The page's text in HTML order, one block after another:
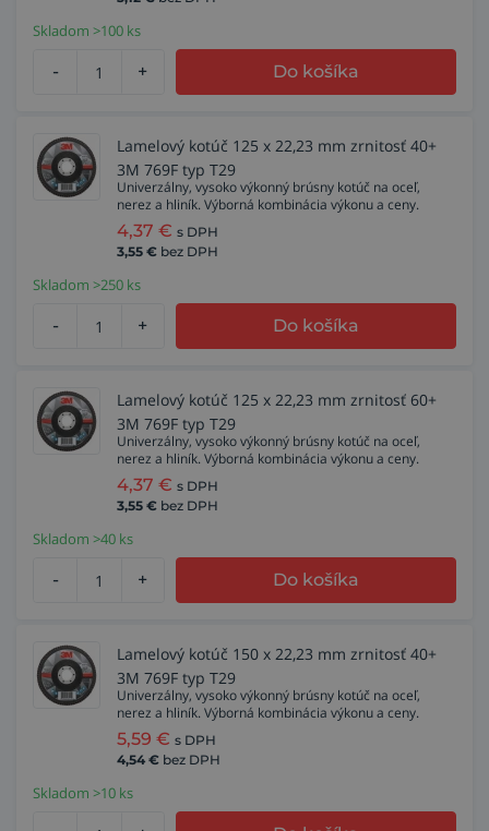
Skladom >100 ks
- + Do košíka
Lamelový kotúč 125 x 22,23 mm zrnitosť 40+
3M 769F typ T29
Univerzálny, vysoko výkonný brúsny kotúč na oceľ,
nerez a hliník. Výborná kombinácia výkonu a ceny.
4,37 € s DPH
3,55 € bez DPH
Skladom >250 ks
- + Do košíka
Lamelový kotúč 125 x 22,23 mm zrnitosť 60+
3M 769F typ T29
Univerzálny, vysoko výkonný brúsny kotúč na oceľ,
nerez a hliník. Výborná kombinácia výkonu a ceny.
4,37 € s DPH
3,55 € bez DPH
Skladom >40 ks
- + Do košíka
Lamelový kotúč 150 x 22,23 mm zrnitosť 40+
3M 769F typ T29
Univerzálny, vysoko výkonný brúsny kotúč na oceľ,
nerez a hliník. Výborná kombinácia výkonu a ceny.
5,59 € s DPH
4,54 € bez DPH
Skladom >10 ks